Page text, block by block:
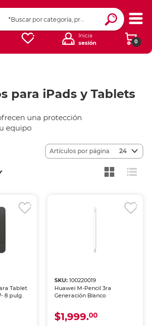
0
Inicia
sesión
para iPads y Tablets
una protección
equipo
Artículos por página 24
Tablet
8 pulg.
SKU: 100220019
Huawei M-Pencil 3ra
Generación Blanco
$1,999.00